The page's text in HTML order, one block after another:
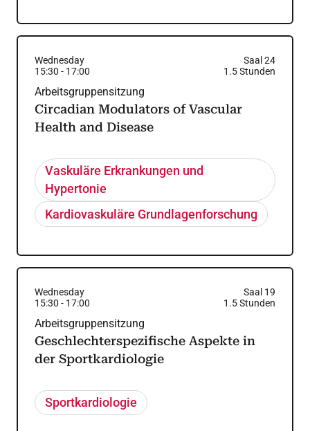
Wednesday
Saal 24
15:30 - 17:00 1.5Stunden
Arbeitsgruppensitzung
Circadian Modulators of Vascular
Health and Disease
Vaskuläre Erkrankungen und
Hypertonie
Kardiovaskuläre Grundlagenforschung
Wednesday
Saal 19
15:30 - 17:00 1.5Stunden
Arbeitsgruppensitzung
Geschlechterspezifische Aspekte in
der Sportkardiologie
Sportkardiologie